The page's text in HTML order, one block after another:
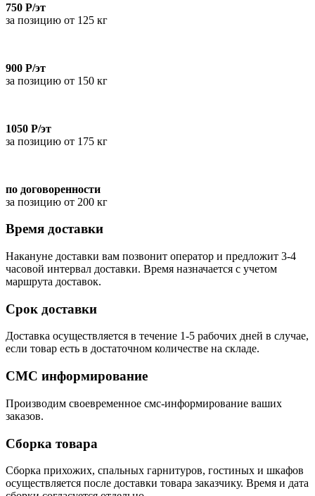
750 Р/эт
за позицию от 125 кг
900 Р/эт
за позицию от 150 кг
1050 Р/эт
за позицию от 175 кг
по договоренности
за позицию от 200 кг
Время доставки
Накануне доставки вам позвонит оператор и предложит 3-4
часовой интервал доставки. Время назначается с учетом
маршрута доставок.
Срок доставки
Доставка осуществляется в течение 1-5 рабочих дней в случае,
если товар есть в достаточном количестве на складе.
СМС информирование
Производим своевременное смс-информирование ваших
заказов.
Сборка товара
Сборка прихожих, спальных гарнитуров, гостиных и шкафов
осуществляется после доставки товара заказчику. Время и дата